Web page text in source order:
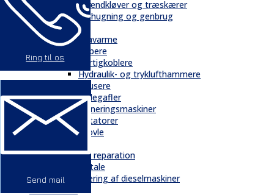
Ring til os
Send mail
Brændkløver og træskærer
Flishugning og genbrug
Tilbehør
Gravarme
Gribere
Hurtigkoblere
Hydraulik- og tryklufthammere
Knusere
Pallegafler
Planeringsmaskiner
Rotatorer
Skovle
Service & reparation
Serviceaftale
Elektrificering af dieselmaskiner